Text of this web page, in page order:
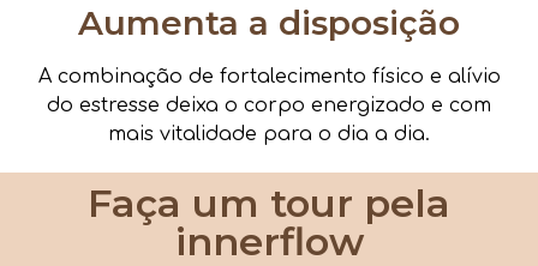
Aumenta a disposição
A combinação de fortalecimento físico e alívio
do estresse deixa o corpo energizado e com
mais vitalidade para o dia a dia.
Faça um tour pela
innerflow